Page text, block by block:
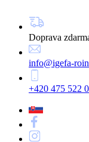
Doprava
info@igefa-
+420 475 522